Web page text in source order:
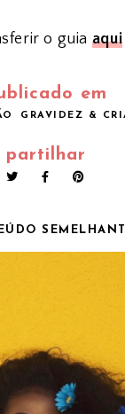
o guia aqui
em
GRAVIDEZ &
partilhar